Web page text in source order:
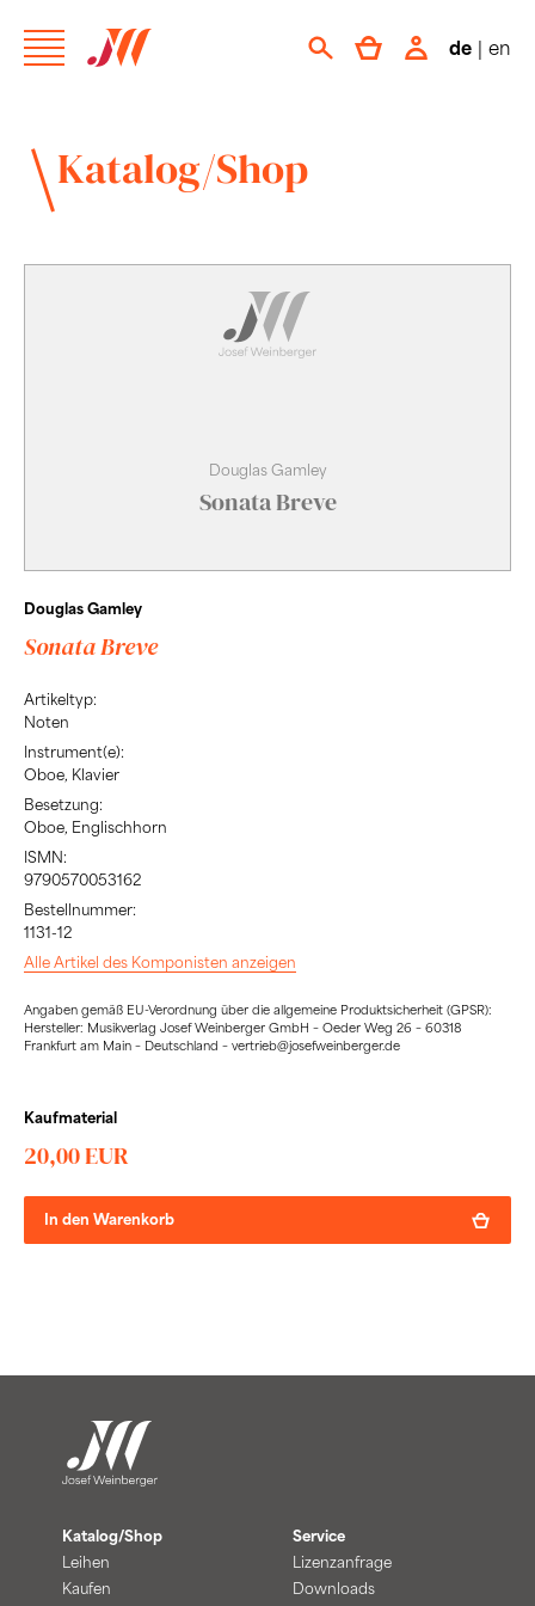
de | en
Katalog/Shop
Douglas Gamley
Sonata Breve
Douglas Gamley
Sonata Breve
Artikeltyp:
Noten
Instrument(e):
Oboe, Klavier
Besetzung:
Oboe, Englischhorn
ISMN:
9790570053162
Bestellnummer:
1131-12
Alle Artikel des Komponisten anzeigen
Angaben gemäß EU-Verordnung über die allgemeine Produktsicherheit (GPSR):
Hersteller: Musikverlag Josef Weinberger GmbH – Oeder Weg 26 – 60318
Frankfurt am Main – Deutschland – vertrieb@josefweinberger.de
Kaufmaterial
20,00 EUR
In den Warenkorb
Katalog/Shop
Leihen
Kaufen
Service
Lizenzanfrage
Downloads